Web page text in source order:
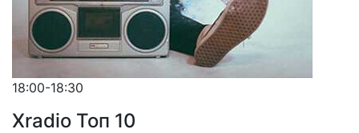
18:00-18:30
Xradio Топ 10